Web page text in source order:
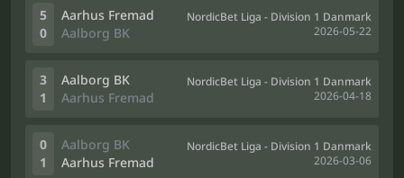
5
0
Aarhus Fremad
Aalborg BK
NordicBet Liga - Division 1 Danmark
2026-05-22
3
1
Aalborg BK
Aarhus Fremad
NordicBet Liga - Division 1 Danmark
2026-04-18
0
1
Aalborg BK
Aarhus Fremad
NordicBet Liga - Division 1 Danmark
2026-03-06